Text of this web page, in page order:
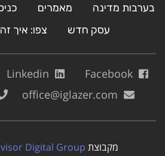
בערבות מדינה
מאמרים
עסק חדש
צפו: איך
Facebook
מקבוצת Digital Group